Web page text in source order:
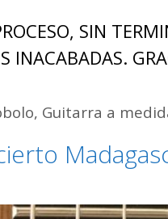
SIN
INACABADAS.
, Guitarra a